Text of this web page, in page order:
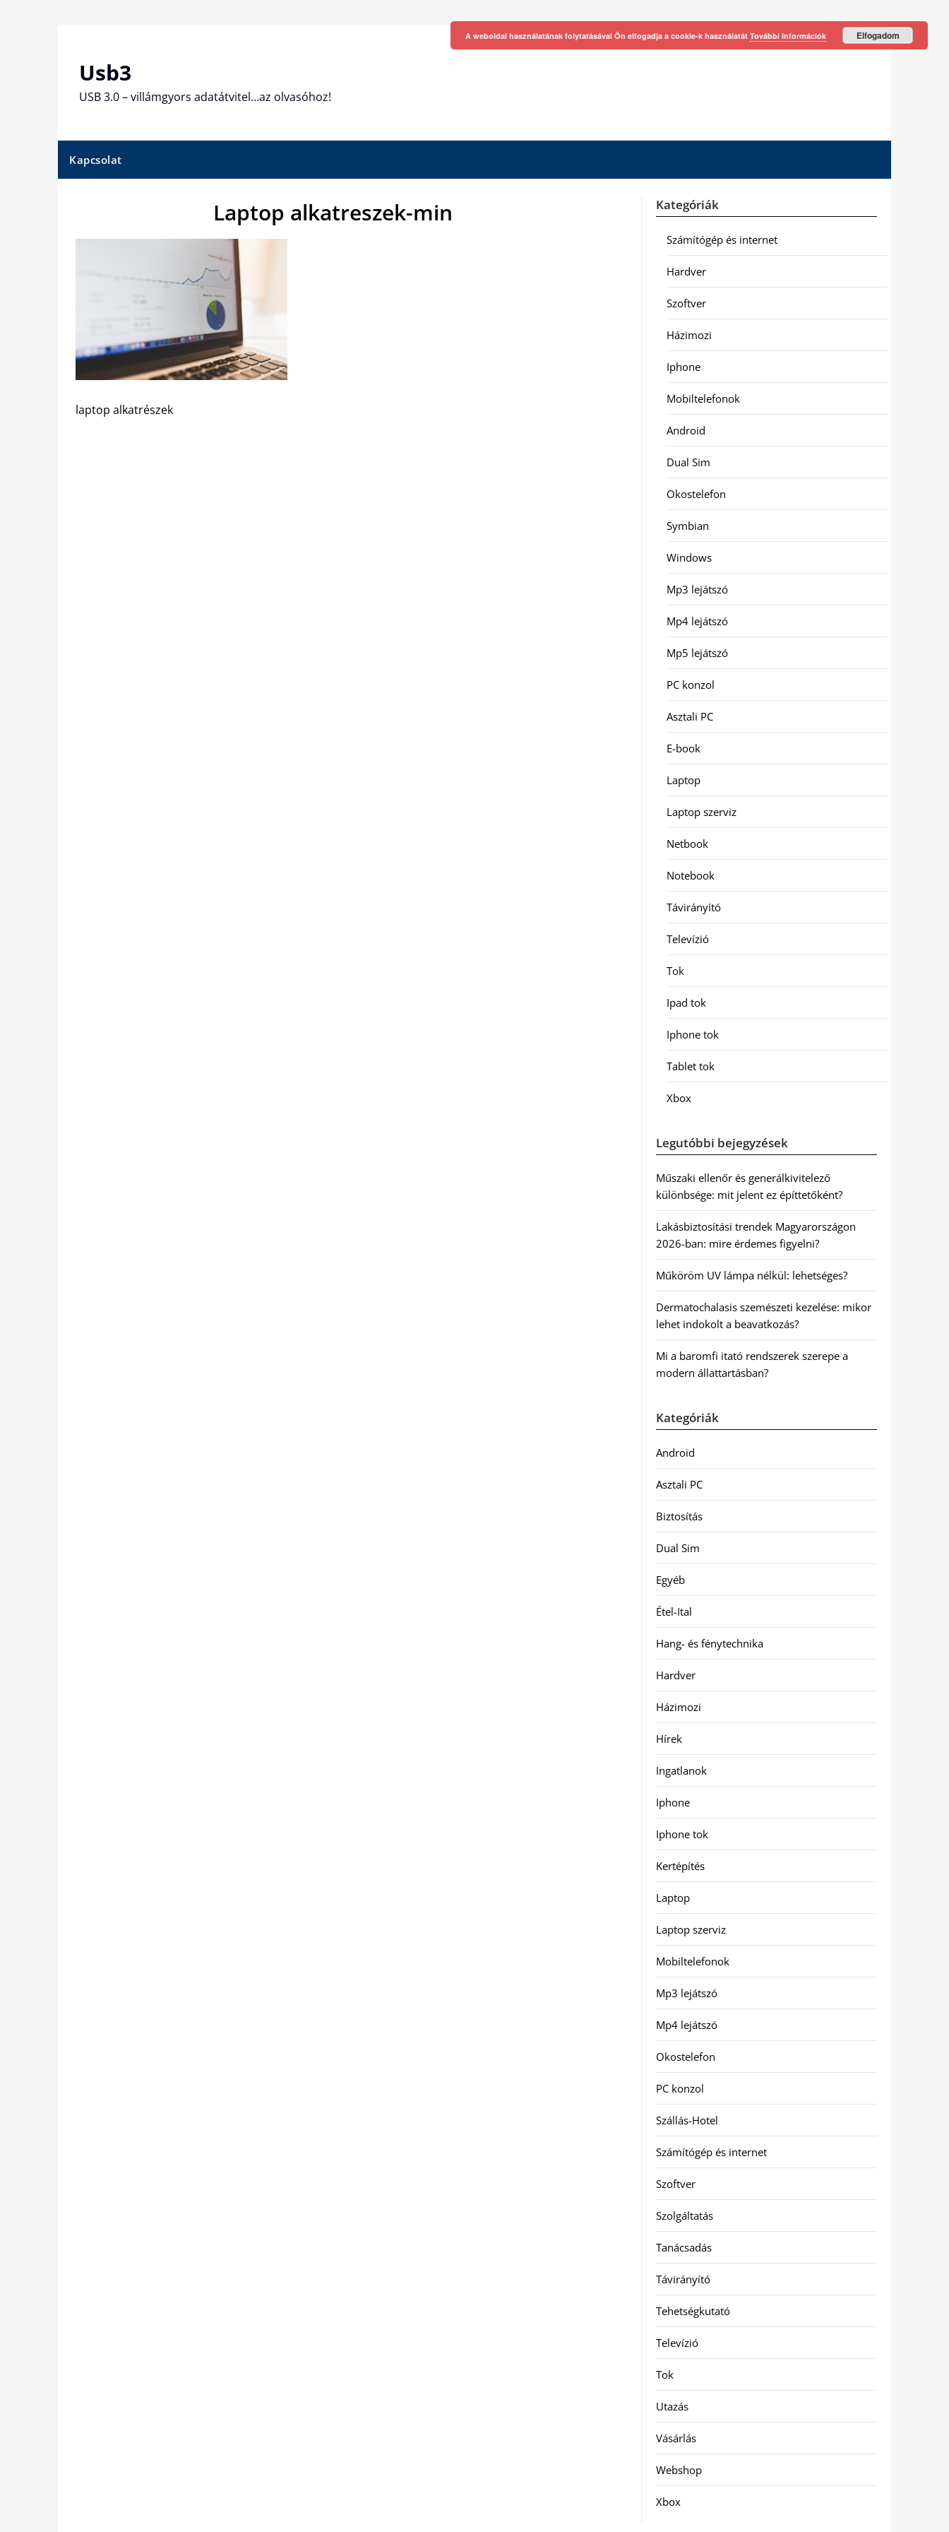
Usb3
USB 3.0 – villámgyors adatátvitel…az olvasóhoz!
Kapcsolat
Laptop alkatreszek-min
laptop alkatrészek
Kategóriák
Számítógép és internet
Hardver
Szoftver
Házimozi
Iphone
Mobiltelefonok
Android
Dual Sim
Okostelefon
Symbian
Windows
Mp3 lejátszó
Mp4 lejátszó
Mp5 lejátszó
PC konzol
Asztali PC
E-book
Laptop
Laptop szerviz
Netbook
Notebook
Távirányító
Televízió
Tok
Ipad tok
Iphone tok
Tablet tok
Xbox
Legutóbbi bejegyzések
Műszaki ellenőr és generálkivitelező
különbsége: mit jelent ez építtetőként?
Lakásbiztosítási trendek Magyarországon
2026-ban: mire érdemes figyelni?
Műköröm UV lámpa nélkül: lehetséges?
Dermatochalasis szemészeti kezelése: mikor
lehet indokolt a beavatkozás?
Mi a baromfi itató rendszerek szerepe a
modern állattartásban?
Kategóriák
Android
Asztali PC
Biztosítás
Dual Sim
Egyéb
Étel-Ital
Hang- és fénytechnika
Hardver
Házimozi
Hírek
Ingatlanok
Iphone
Iphone tok
Kertépítés
Laptop
Laptop szerviz
Mobiltelefonok
Mp3 lejátszó
Mp4 lejátszó
Okostelefon
PC konzol
Szállás-Hotel
Számítógép és internet
Szoftver
Szolgáltatás
Tanácsadás
Távirányító
Tehetségkutató
Televízió
Tok
Utazás
Vásárlás
Webshop
Xbox
A weboldal használatának folytatásával Ön elfogadja a cookie-k használatát További információk Elfogadom